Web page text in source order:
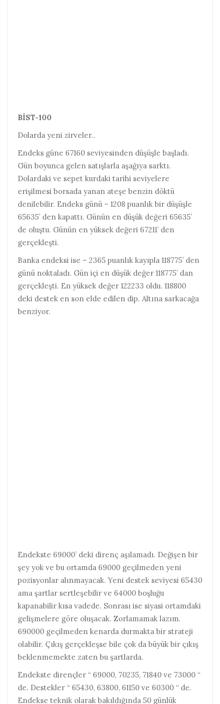
BİST-100
Dolarda yeni zirveler..
Endeks güne 67160 seviyesinden düşüşle başladı.
Gün boyunca gelen satışlarla aşağıya sarktı.
Dolardaki ve sepet kurdaki tarihi seviyelere
erişilmesi borsada yanan ateşe benzin döktü
denilebilir. Endeks günü – 1208 puanlık bir düşüşle
65635’ den kapattı. Günün en düşük değeri 65635’
de oluştu. Günün en yüksek değeri 67211’ den
gerçekleşti.
Banka endeksi ise – 2365 puanlık kayıpla 118775’ den
günü noktaladı. Gün içi en düşük değer 118775’ dan
gerçekleşti. En yüksek değer 122233 oldu. 118800
deki destek en son elde edilen dip. Altına sarkacağa
benziyor.
Endekste 69000’ deki direnç aşılamadı. Değişen bir
şey yok ve bu ortamda 69000 geçilmeden yeni
pozisyonlar alınmayacak. Yeni destek seviyesi 65430
ama şartlar sertleşebilir ve 64000 boşluğu
kapanabilir kısa vadede. Sonrası ise siyasi ortamdaki
gelişmelere göre oluşacak. Zorlamamak lazım.
690000 geçilmeden kenarda durmakta bir strateji
olabilir. Çıkış gerçekleşse bile çok da büyük bir çıkış
beklenmemekte zaten bu şartlarda.
Endekste dirençler “ 69000, 70235, 71840 ve 73000 “
de. Destekler “ 65430, 63800, 61150 ve 60300 “ de.
Endekse teknik olarak bakıldığında 50 günlük